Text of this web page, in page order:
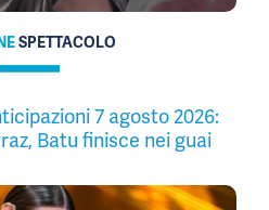
SPETTACOLO
7 agosto 2026:
Batu finisce nei guai